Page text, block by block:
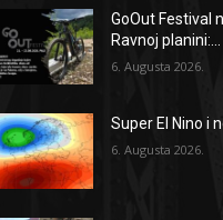
GoOut Festival
Ravnoj planini:...
6. Augusta 2026.
Super El Nino i
6. Augusta 2026.